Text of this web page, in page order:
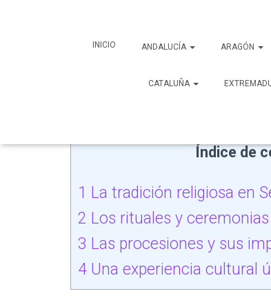
INICIO ANDALUCÍA ARAGÓN
CATALUÑA
Semana
Índice de
1 La tradición religiosa en
2 Los rituales y
3 Las procesiones y sus
4 Una experiencia cultural